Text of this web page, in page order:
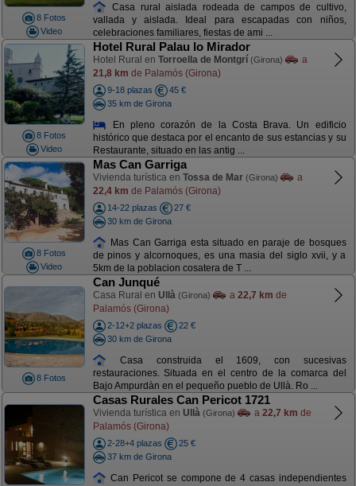
8 Fotos
Video
Casa rural aislada rodeada de campos de cultivo,
vallada y aislada. Ideal para escapadas con niños,
celebraciones familiares, fiestas de ami ...
8 Fotos
Video
Hotel Rural Palau lo Mirador
Hotel Rural en Torroella de Montgrí (Girona)
a
21,8 km de Palamós (Girona)
9-18 plazas
45 €
35 km de Girona
En pleno corazón de la Costa Brava. Un edificio
histórico que destaca por el encanto de sus estancias y su
Restaurante, situado en las antig ...
8 Fotos
Video
Mas Can Garriga
Vivienda turística en Tossa de Mar (Girona)
a
22,4 km de Palamós (Girona)
14-22 plazas
27 €
30 km de Girona
Mas Can Garriga esta situado en paraje de bosques
de pinos y alcornoques, es una masia del siglo xvii, y a
5km de la poblacion cosatera de T ...
8 Fotos
Can Junqué
Casa Rural en Ullà (Girona) a 22,7 km de
Palamós (Girona)
2-12+2 plazas
22 €
30 km de Girona
Casa construida el 1609, con sucesivas
restauraciones. Situada en el centro de la comarca del
Bajo Ampurdàn en el pequeño pueblo de Ullà. Ro ...
Casas Rurales Can Pericot 1721
Vivienda turística en Ullà (Girona) a 22,7 km de
Palamós (Girona)
2-28+4 plazas
25 €
37 km de Girona
Can Pericot se compone de 4 casas independientes